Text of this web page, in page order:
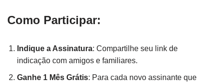
Como Participar:
Indique a Assinatura: Compartilhe seu link de
indicação com amigos e familiares.
Ganhe 1 Mês Grátis: Para cada novo assinante que